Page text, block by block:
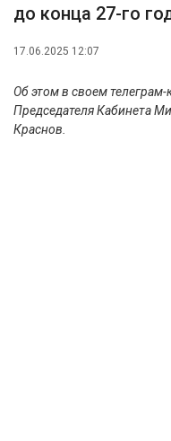
до конца 27-го
17.06.2025 12:07
Об этом в своем
Председателя Кабинета
Краснов.